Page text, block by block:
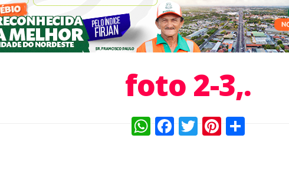
foto 2-3,.
WhatsApp
Facebook
TwitterPinterest